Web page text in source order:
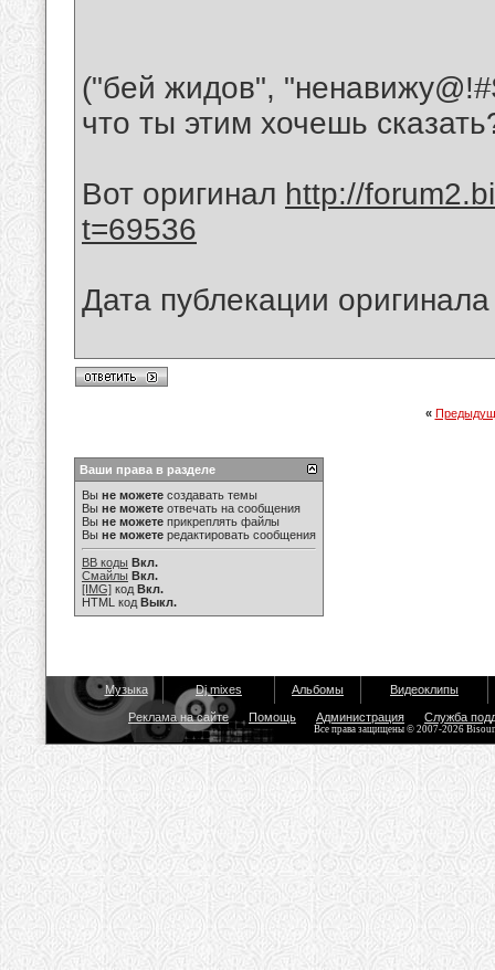
("бей жидов",
что ты этим хочешь
Вот оригинал http://
t=69536
Дата публекации
«
Ваши права в разделе
Вы не можете создавать темы
Вы не можете отвечать на сообщения
Вы не можете прикреплять файлы
Вы не можете редактировать сообщения
BB коды Вкл.
Смайлы Вкл.
[IMG] код Вкл.
HTML код Выкл.
Музыка Dj mixes Альбомы Видеоклипы
Реклама на сайте Помощь Администрация Служба
Все права защищены © 2007-2026